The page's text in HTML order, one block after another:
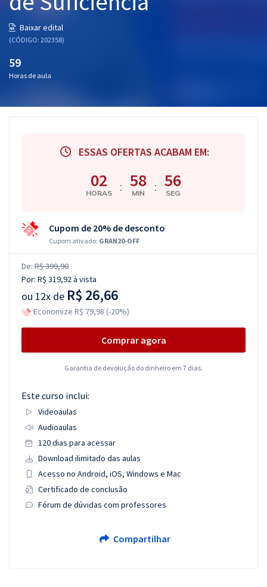
Pós
Graduação
OAB
Conteúdo gratuito
Atendimento
Baixar edital
(CÓDIGO: 202358)
59
Horas de aula
ESSAS OFERTAS ACABAM EM:
02
HORAS : 58
MIN : 55
SEG
Cupom de 20% de desconto
Cupom ativado: GRAN20-OFF
De: R$ 399,90
Por: R$ 319,92à vista
ou 12x de R$ 26,66
Economize R$ 79,98 (-20%)
Comprar agora
Garantia de devolução do dinheiro em 7 dias.
Este curso inclui:
Videoaulas
Audioaulas
120 dias para acessar
Download ilimitado das aulas
Acesso no Android, iOS, Windows e Mac
Certificado de conclusão
Fórum de dúvidas com professores
Compartilhar